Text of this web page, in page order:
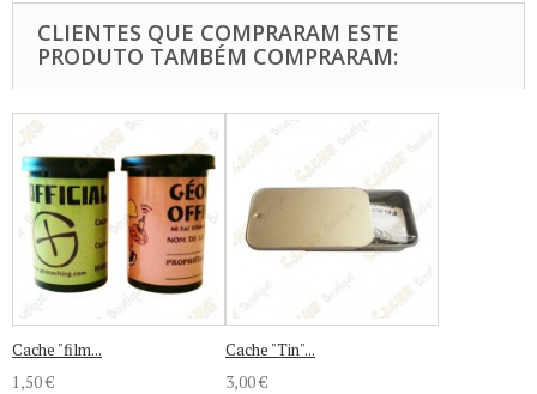
CLIENTES QUE COMPRARAM ESTE
PRODUTO TAMBÉM COMPRARAM:
Cache "film...
1,50 €
Cache "Tin"...
3,00 €